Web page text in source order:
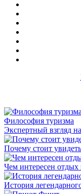
Философия туризма
Экспертный взгляд
Почему стоит
Чем интересен
История